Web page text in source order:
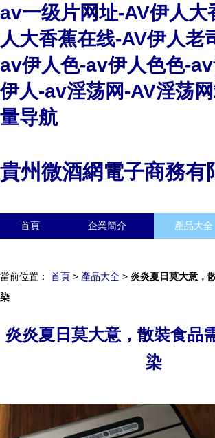
av一级片网址-AV伊人大
人大香蕉在线-AV伊人老
av伊人色-av伊人色色-
伊人-av淫荡网-AV淫荡
量导航
貴州微酒網電子商務有
首頁 企業簡介 產品大全
當前位置： 首頁 > 產品大全 > 炎炎夏日莫大意，
染
炎炎夏日莫大意，散裝食品
染